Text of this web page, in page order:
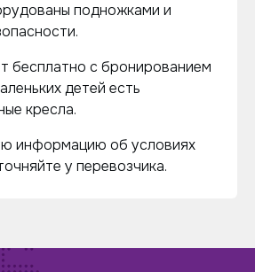
подножками и
бесплатно с бронированием
детей есть
кресла.
информацию об условиях
у перевозчика.